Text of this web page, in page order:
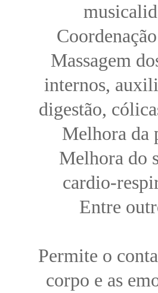
internos,
digestão,
Melhora da
cardio-
Entre
Permite o
corpo e as